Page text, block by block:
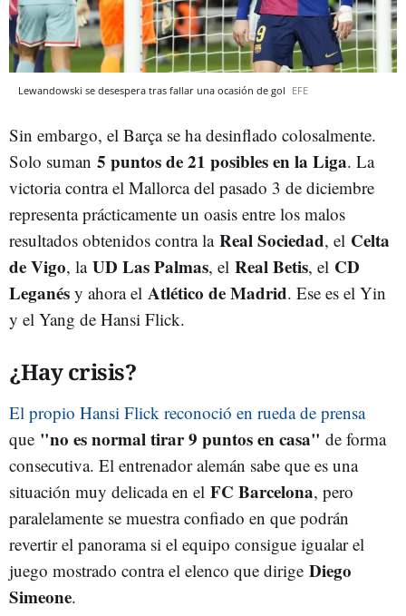
Lewandowski se desespera tras fallar una ocasión de gol EFE
Sin embargo, el Barça se ha desinflado colosalmente.
Solo suman 5 puntos de 21 posibles en la Liga. La
victoria contra el Mallorca del pasado 3 de diciembre
representa prácticamente un oasis entre los malos
resultados obtenidos contra la Real Sociedad, el Celta
de Vigo, la UD Las Palmas, el Real Betis, el CD
Leganés y ahora el Atlético de Madrid. Ese es el Yin
y el Yang de Hansi Flick.
¿Hay crisis?
El propio Hansi Flick reconoció en rueda de prensa
que "no es normal tirar 9 puntos en casa" de forma
consecutiva. El entrenador alemán sabe que es una
situación muy delicada en el FC Barcelona, pero
paralelamente se muestra confiado en que podrán
revertir el panorama si el equipo consigue igualar el
juego mostrado contra el elenco que dirige Diego
Simeone.